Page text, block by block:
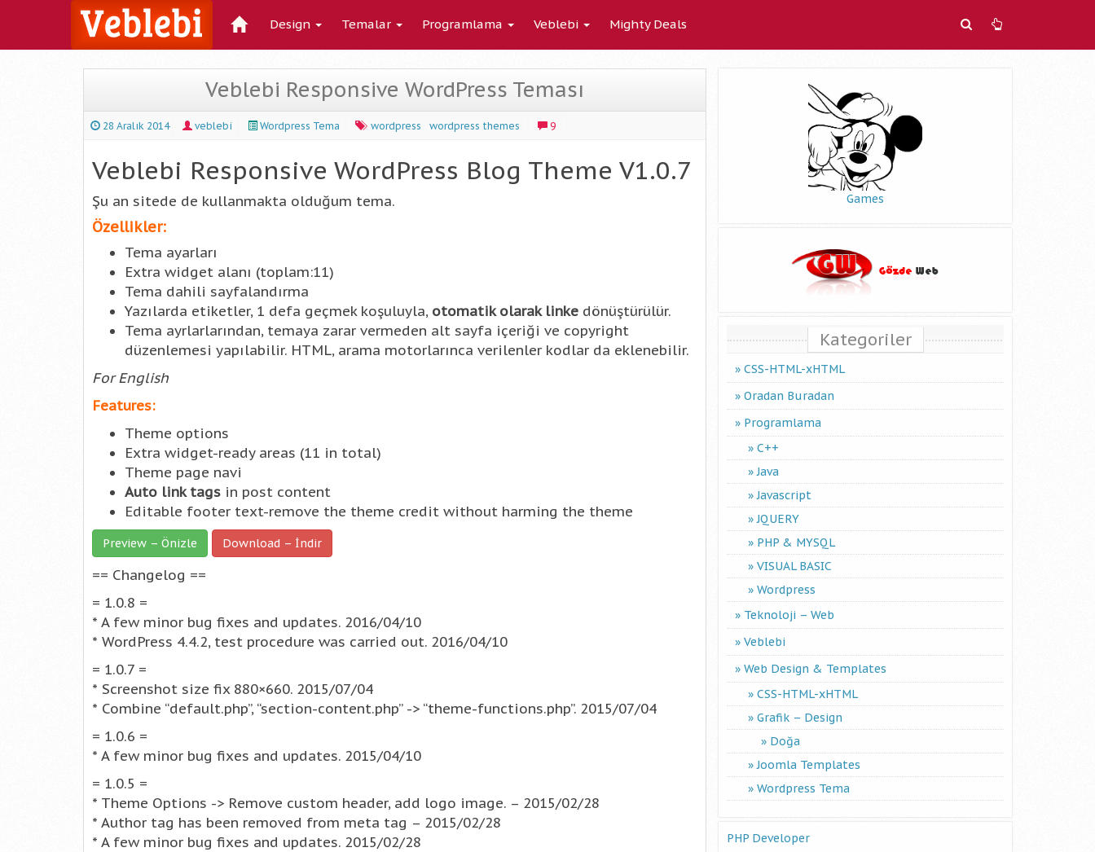
Design Temalar Programlama Veblebi Mighty Deals
Veblebi Responsive WordPress Teması
28 Aralık 2014 veblebi Wordpress Tema wordpress wordpress themes 9
Veblebi Responsive WordPress Blog Theme V1.0.7
Şu an sitede de kullanmakta olduğum tema.
Özellikler:
Tema ayarları
Extra widget alanı (toplam:11)
Tema dahili sayfalandırma
Yazılarda etiketler, 1 defa geçmek koşuluyla, otomatik olarak linke dönüştürülür.
Tema ayrlarlarından, temaya zarar vermeden alt sayfa içeriği ve copyright
düzenlemesi yapılabilir. HTML, arama motorlarınca verilenler kodlar da eklenebilir.
For English
Features:
Theme options
Extra widget-ready areas (11 in total)
Theme page navi
Auto link tags in post content
Editable footer text-remove the theme credit without harming the theme
Preview – Önizle Download – İndir
== Changelog ==
= 1.0.8 =
* A few minor bug fixes and updates. 2016/04/10
* WordPress 4.4.2, test procedure was carried out. 2016/04/10
= 1.0.7 =
* Screenshot size fix 880×660. 2015/07/04
* Combine “default.php”, “section-content.php” -> “theme-functions.php”. 2015/07/04
= 1.0.6 =
* A few minor bug fixes and updates. 2015/04/10
= 1.0.5 =
* Theme Options -> Remove custom header, add logo image. – 2015/02/28
* Author tag has been removed from meta tag – 2015/02/28
* A few minor bug fixes and updates. 2015/02/28
Games
Kategoriler
CSS-HTML-xHTML
Oradan Buradan
Programlama
C++
Java
Javascript
JQUERY
PHP & MYSQL
VISUAL BASIC
Wordpress
Teknoloji – Web
Veblebi
Web Design & Templates
CSS-HTML-xHTML
Grafik – Design
Doğa
Joomla Templates
Wordpress Tema
PHP Developer